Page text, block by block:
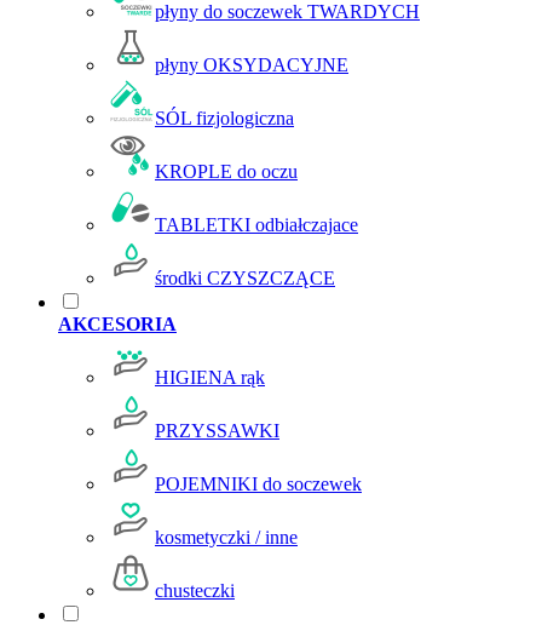
płyny do soczewek TWARDYCH
płyny OKSYDACYJNE
SÓL fizjologiczna
KROPLE do oczu
TABLETKI odbiałczajace
środki CZYSZCZĄCE
AKCESORIA
HIGIENA rąk
PRZYSSAWKI
POJEMNIKI do soczewek
kosmetyczki / inne
chusteczki